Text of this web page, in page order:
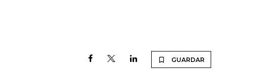
GUARDAR